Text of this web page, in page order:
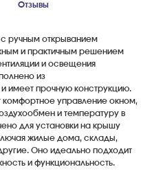
Отзывы
ручным открыванием
и практичным решением
и освещения
из
имеет прочную конструкцию.
комфортное управление окном,
и температуру в
для установки на крышу
жилые дома, склады,
Оно идеально подходит
и функциональность.